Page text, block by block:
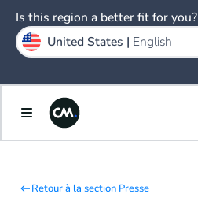
Retour à la section Presse
Is this region a better fit for you?
United States | English